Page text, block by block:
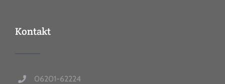
Kontakt
06201-62224